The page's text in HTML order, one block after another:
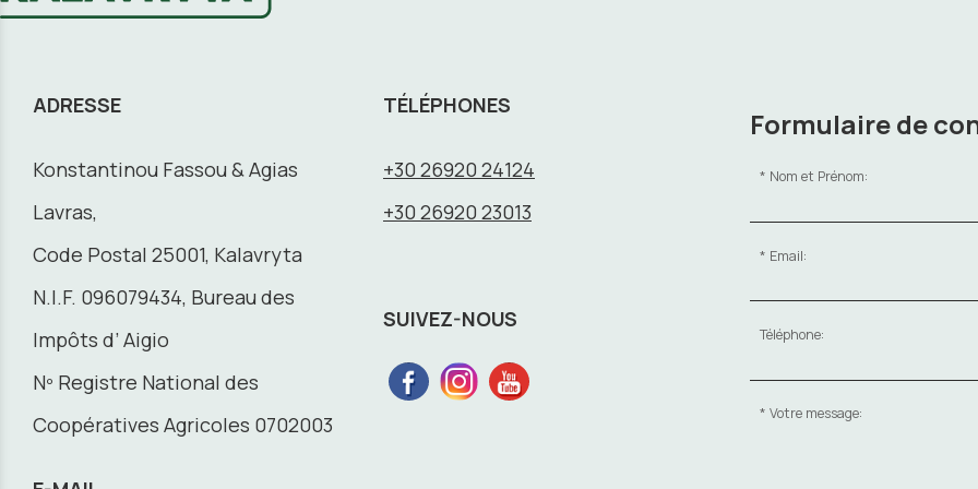
ADRESSE
Konstantinou Fassou & Agias
Lavras,
Code Postal 25001, Kalavryta
N.I.F. 096079434, Bureau des
Impôts d’ Aigio
Nº Registre National des
Coopératives Agricoles 0702003
TÉLÉPHONES
+30 26920 24124
+30 26920 23013
SUIVEZ-NOUS
Formulaire de
Nom et Prénom:
Email:
Téléphone:
Votre message: